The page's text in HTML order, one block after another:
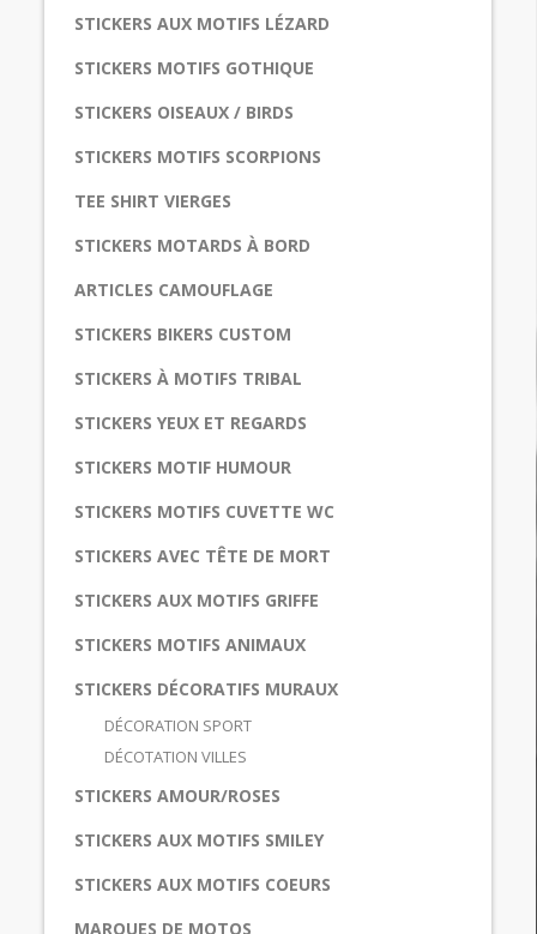
STICKERS AUX MOTIFS LÉZARD
STICKERS MOTIFS GOTHIQUE
STICKERS OISEAUX / BIRDS
STICKERS MOTIFS SCORPIONS
TEE SHIRT VIERGES
STICKERS MOTARDS À BORD
ARTICLES CAMOUFLAGE
STICKERS BIKERS CUSTOM
STICKERS À MOTIFS TRIBAL
STICKERS YEUX ET REGARDS
STICKERS MOTIF HUMOUR
STICKERS MOTIFS CUVETTE WC
STICKERS AVEC TÊTE DE MORT
STICKERS AUX MOTIFS GRIFFE
STICKERS MOTIFS ANIMAUX
STICKERS DÉCORATIFS MURAUX
DÉCORATION SPORT
DÉCOTATION VILLES
STICKERS AMOUR/ROSES
STICKERS AUX MOTIFS SMILEY
STICKERS AUX MOTIFS COEURS
MARQUES DE MOTOS